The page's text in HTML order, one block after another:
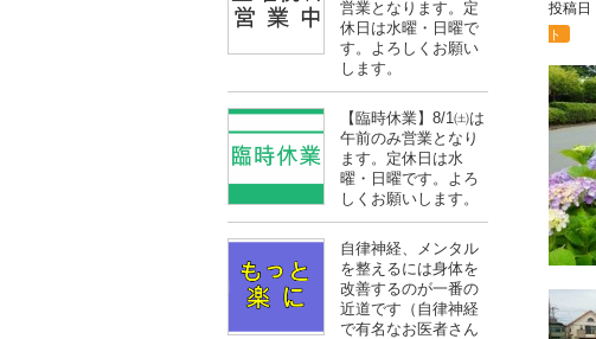
投稿日
ト
営業となります。定
休日は水曜・日曜で
す。よろしくお願い
します。
【臨時休業】8/1㈯は
午前のみ営業となり
ます。定休日は水
曜・日曜です。よろ
しくお願いします。
自律神経、メンタル
を整えるには身体を
改善するのが一番の
近道です（自律神経
で有名なお医者さん